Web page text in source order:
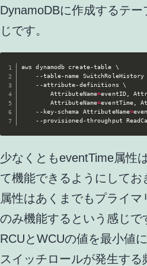
DynamoDBに作成するテ
じです。
aws dynamodb create-table \
--table-name
    --attribute-definitions \
        AttributeName
=eventID,
        AttributeName
=eventTime,
    --key-schema AttributeName
=
--provisioned-throughput
少なくともeventTime属性
て機能できるようにしてお
属性はあくまでもプライマ
のみ機能するという感じで
RCUとWCUの値を最小値
スイッチロールが発生する